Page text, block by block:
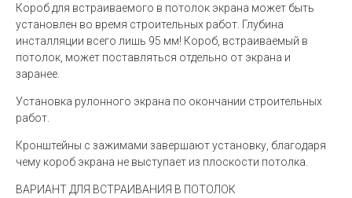
Короб для встраиваемого в потолок экрана может быть
установлен во время строительных работ. Глубина
инсталляции всего лишь 95 мм! Короб, встраиваемый в
потолок, может поставляться отдельно от экрана и
заранее.
Установка рулонного экрана по окончании строительных
работ.
Кронштейны с зажимами завершают установку, благодаря
чему короб экрана не выступает из плоскости потолка.
ВАРИАНТ ДЛЯ ВСТРАИВАНИЯ В ПОТОЛОК